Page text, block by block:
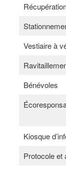
Vestiaire à
Bénévoles
Kiosque
Protocole et